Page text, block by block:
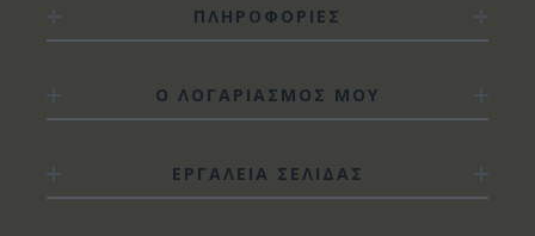
ΠΛΗΡΟΦΟΡΙΕΣ
Ο ΛΟΓΑΡΙΑΣΜΟΣ ΜΟΥ
ΕΡΓΑΛΕΙΑ ΣΕΛΙΔΑΣ